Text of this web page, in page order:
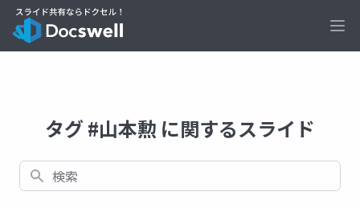
タグ #山本勲 に関するスライド
検索